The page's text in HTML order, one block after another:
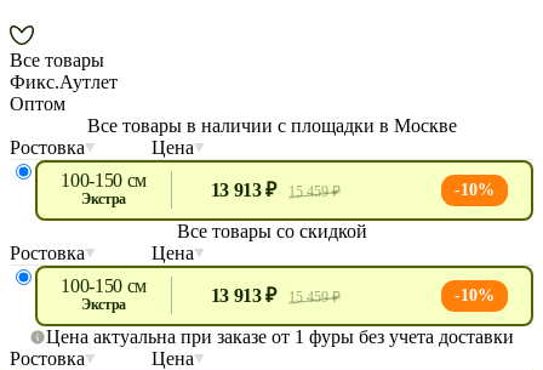
Все товары
Фикс.Аутлет
Оптом
Все товары в наличии с площадки в Москве
Ростовка
Цена
100-150 см
экстра 13 913 ₽ 15 459 ₽ -10%
Все товары со скидкой
Ростовка
Цена
100-150 см
экстра 13 913 ₽ 15 459 ₽ -10%
Цена актуальна при заказе от 1 фуры без учета доставки
Ростовка
Цена